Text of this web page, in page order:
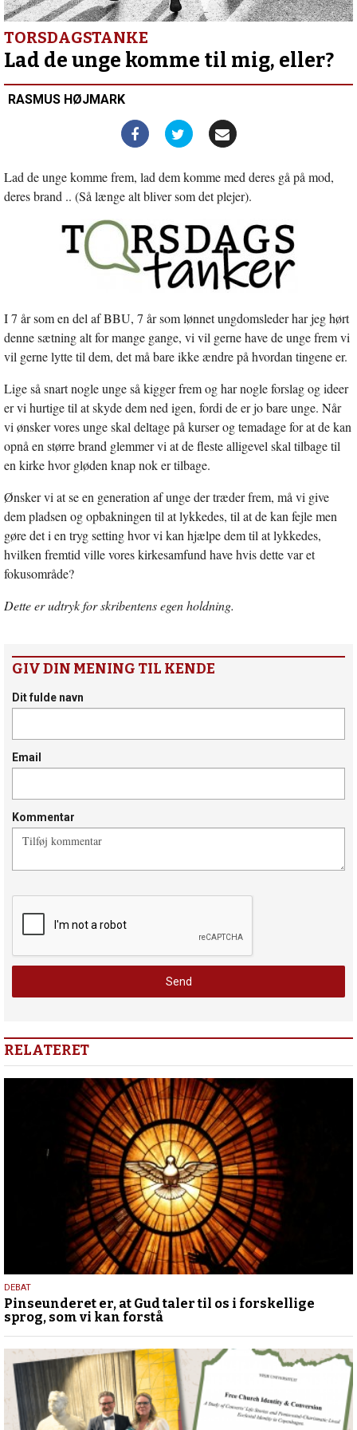
gode
–
spændende
–
fællesskab
TORSDAGSTANKE
Lad de unge komme til mig, eller?
RASMUS HØJMARK
Lad de unge komme frem, lad dem komme med deres gå på mod,
deres brand .. (Så længe alt bliver som det plejer).
I 7 år som en del af BBU, 7 år som lønnet ungdomsleder har jeg hørt
denne sætning alt for mange gange, vi vil gerne have de unge frem vi
vil gerne lytte til dem, det må bare ikke ændre på hvordan tingene er.
Lige så snart nogle unge så kigger frem og har nogle forslag og ideer
er vi hurtige til at skyde dem ned igen, fordi de er jo bare unge. Når
vi ønsker vores unge skal deltage på kurser og temadage for at de kan
opnå en større brand glemmer vi at de fleste alligevel skal tilbage til
en kirke hvor gløden knap nok er tilbage.
Ønsker vi at se en generation af unge der træder frem, må vi give
dem pladsen og opbakningen til at lykkedes, til at de kan fejle men
gøre det i en tryg setting hvor vi kan hjælpe dem til at lykkedes,
hvilken fremtid ville vores kirkesamfund have hvis dette var et
fokusområde?
Dette er udtryk for skribentens egen holdning.
GIV DIN MENING TIL KENDE
Dit fulde navn
Email
Kommentar
RELATERET
5.
august
2026
DEBAT
Pinseunderet er, at Gud taler til os i forskellige
sprog, som vi kan forstå